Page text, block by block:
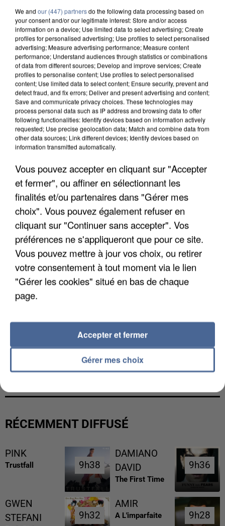
L’UN DES FONDATEURS SUPPOSÉS DE LA DZ
MAFIA INTERPELLÉ EN ALGÉRIE
UN SECOND CADRE DE LA DZ MAFIA
INTERPELLÉ EN ALGÉRIE
RÉCEMMENT DIFFUSÉ
PINK
Trustfall 9h38
9h38
DAMIANO
DAVID
The First Time
9h36
9h36
GWEN
STEFANI
9h32
9h32
AMIR
A L'imparfaite 9h28
9h28
We and our (447) partnersdo the following data processing based on
your consent and/or our legitimate interest: Store and/or access
information on a device; Use limited data to select advertising; Create
profiles for personalised advertising; Use profiles to select personalised
advertising; Measure advertising performance; Measure content
performance; Understand audiences through statistics or combinations
of data from different sources; Develop and improve services; Create
profiles to personalise content; Use profiles to select personalised
content; Use limited data to select content; Ensure security, prevent and
detect fraud, and fix errors; Deliver and present advertising and content;
Save and communicate privacy choices. These technologies may
process personal data such as IP address and browsing data to offer
following functionalities: Identify devices based on information actively
requested; Use precise geolocation data; Match and combine data from
other data sources; Link different devices; Identify devices based on
information transmitted automatically.
Vous pouvez accepter en cliquant sur "Accepter
et fermer", ou affiner en sélectionnant les
finalités et/ou partenaires dans "Gérer mes
choix". Vous pouvez également refuser en
cliquant sur "Continuer sans accepter". Vos
préférences ne s'appliqueront que pour ce site.
Vous pouvez mettre à jour vos choix, ou retirer
votre consentement à tout moment via le lien
"Gérer les cookies" situé en bas de chaque
page.
Gérer mes choix
Accepter et fermer